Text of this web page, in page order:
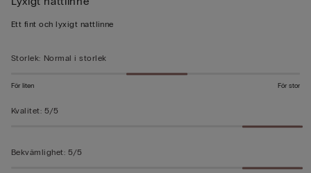
5
av
Ett fint och lyxigt nattlinne
Storlek: Normal i storlek
För liten För stor
Kvalitet: 5/5
Bekvämlighet: 5/5